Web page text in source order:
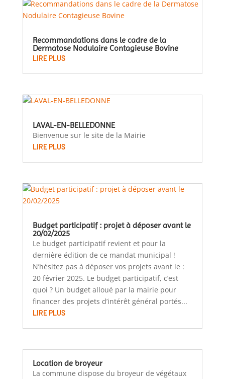
Recommandations dans le cadre de la
Dermatose Nodulaire Contagieuse Bovine
LIRE PLUS
LAVAL-EN-BELLEDONNE
Bienvenue sur le site de la Mairie
LIRE PLUS
Budget participatif : projet à déposer avant le
20/02/2025
Le budget participatif revient et pour la
dernière édition de ce mandat municipal !
N’hésitez pas à déposer vos projets avant le :
20 février 2025. Le budget participatif, c’est
quoi ? Un budget alloué par la mairie pour
financer des projets d’intérêt général portés...
LIRE PLUS
Location de broyeur
La commune dispose du broyeur de végétaux